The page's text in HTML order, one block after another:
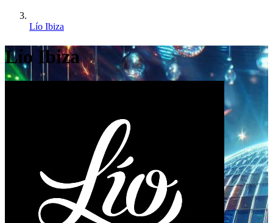
Lío Ibiza
Lío Ibiza